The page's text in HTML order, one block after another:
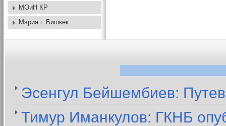
МОиН КР
Мэрия г. Бишкек
Эсенгул Бейшембиев:
Тимур Иманкулов: ГКНБ